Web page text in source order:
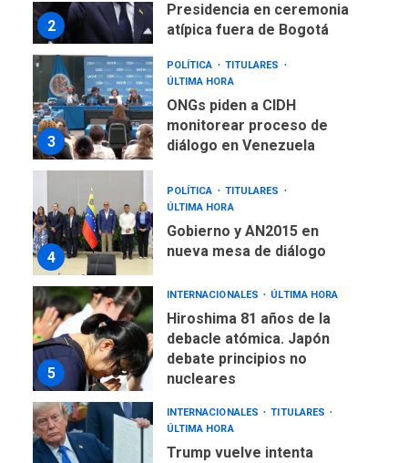
2
Presidencia en ceremonia
atípica fuera de Bogotá
3
POLÍTICA
TITULARES
ÚLTIMA HORA
ONGs piden a CIDH
monitorear proceso de
diálogo en Venezuela
4
POLÍTICA
TITULARES
ÚLTIMA HORA
Gobierno y AN2015 en
nueva mesa de diálogo
5
INTERNACIONALES ÚLTIMA HORA
Hiroshima 81 años de la
debacle atómica. Japón
debate principios no
nucleares
INTERNACIONALES
TITULARES
ÚLTIMA HORA
Trump vuelve intenta